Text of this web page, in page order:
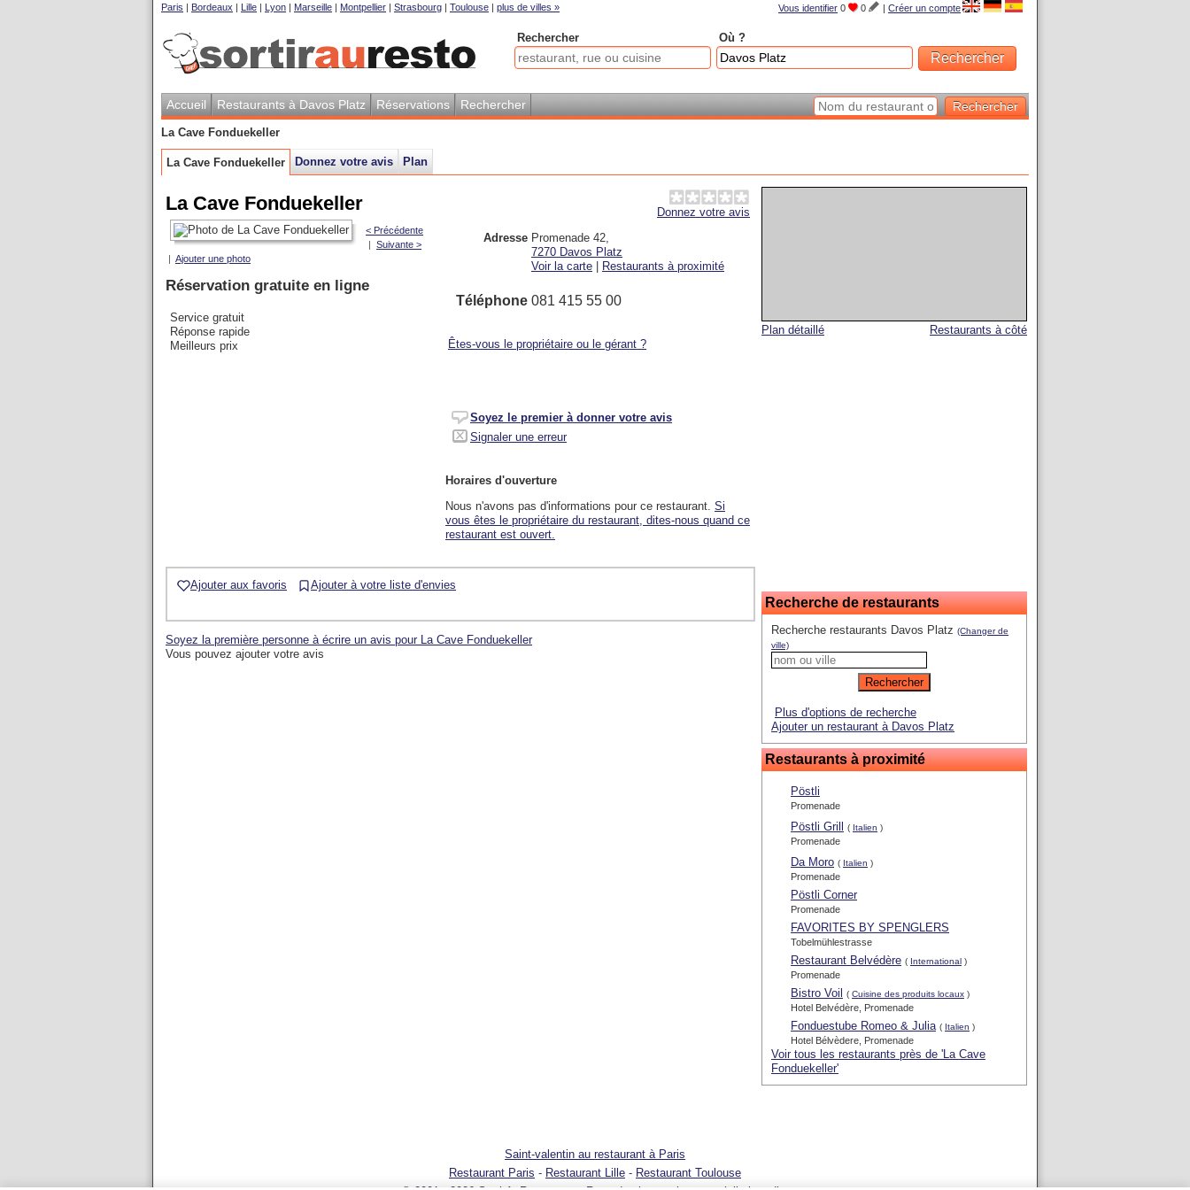
Vous identifier 0 0 | Créer un compte
Paris | Bordeaux | Lille | Lyon | Marseille | Montpellier | Strasbourg | Toulouse | plus de villes »
Rechercher Où ?
Accueil Restaurants à Davos Platz Réservations Rechercher
La Cave Fonduekeller
La Cave Fonduekeller Donnez votre avis Plan
Restaurants à côté
Plan détaillé
Recherche de restaurants
Recherche restaurants Davos Platz (Changer de
ville)
Plus d'options de recherche
Ajouter un restaurant à Davos Platz
Restaurants à proximité
Pöstli
Promenade
Pöstli Grill ( Italien )
Promenade
Da Moro ( Italien )
Promenade
Pöstli Corner
Promenade
FAVORITES BY SPENGLERS
Tobelmühlestrasse
Restaurant Belvédère ( International )
Promenade
Bistro Voil ( Cuisine des produits locaux )
Hotel Belvédère, Promenade
Fonduestube Romeo & Julia ( Italien )
Hotel Bélvèdere, Promenade
Voir tous les restaurants près de 'La Cave
Fonduekeller'
Donnez votre avis
La Cave Fonduekeller
Adresse Promenade 42,
7270 Davos Platz
Voir la carte
Restaurants à proximité
Téléphone 081 415 55 00
Êtes-vous le propriétaire ou le gérant ?
Soyez le premier à donner votre avis
Signaler une erreur
Horaires d'ouverture
Nous n'avons pas d'informations pour ce restaurant. Si
vous êtes le propriétaire du restaurant, dites-nous quand ce
restaurant est ouvert.
< Précédente
| Suivante >
| Ajouter une photo
Réservation gratuite en ligne
Service gratuit
Réponse rapide
Meilleurs prix
Ajouter aux favoris Ajouter à votre liste d'envies
Soyez la première personne à écrire un avis pour La Cave Fonduekeller
Vous pouvez ajouter votre avis
Saint-valentin au restaurant à Paris
Restaurant Paris - Restaurant Lille - Restaurant Toulouse